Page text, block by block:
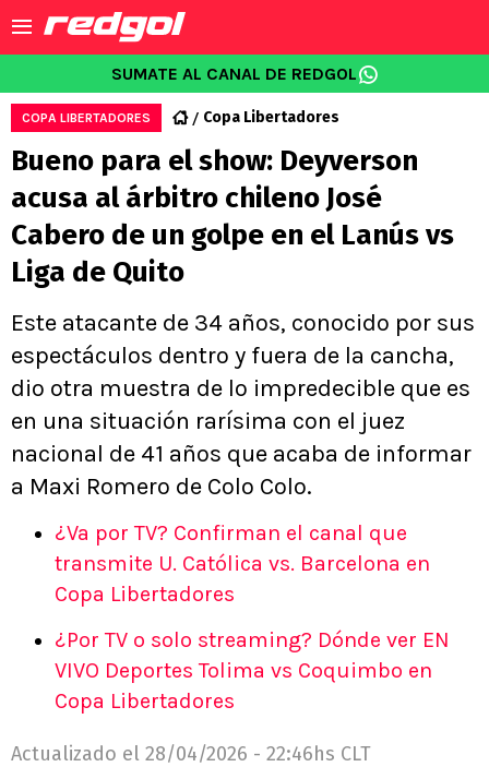
SUMATE AL CANAL DE REDGOL
COPA LIBERTADORES Copa Libertadores
Bueno para el show: Deyverson
acusa al árbitro chileno José
Cabero de un golpe en el Lanús vs
Liga de Quito
Este atacante de 34 años, conocido por sus
espectáculos dentro y fuera de la cancha,
dio otra muestra de lo impredecible que es
en una situación rarísima con el juez
nacional de 41 años que acaba de informar
a Maxi Romero de Colo Colo.
¿Va por TV? Confirman el canal que
transmite U. Católica vs. Barcelona en
Copa Libertadores
¿Por TV o solo streaming? Dónde ver EN
VIVO Deportes Tolima vs Coquimbo en
Copa Libertadores
Actualizado el 28/04/2026 - 22:46hs CLT